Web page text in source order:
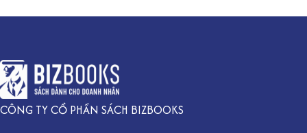
CÔNG TY CỔ PHẦN SÁCH BIZBOOKS